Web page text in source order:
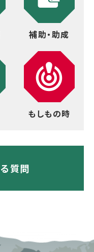
補助・助成
もしもの時
質問